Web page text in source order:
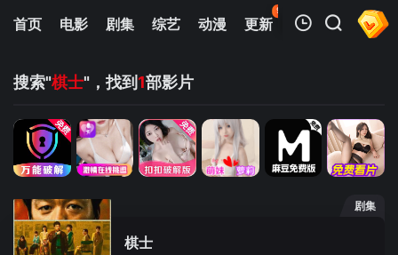
首页 电影 剧集 综艺 动漫 更新
99
热榜 APP
搜索"棋士"，找到 1部影片
剧集
棋士